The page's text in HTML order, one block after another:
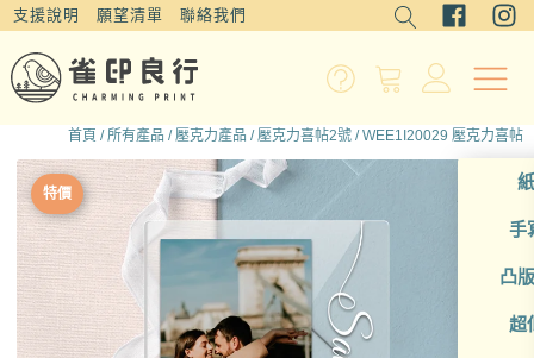
支援說明 願望清單 聯絡我們
手
凸
超
首頁 /所有產品 /壓克力產品 /壓克力喜帖2號 / WEE1I20029 壓克力喜帖
特價